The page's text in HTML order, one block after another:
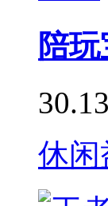
陪
休闲